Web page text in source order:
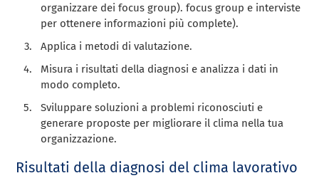
organizzare dei focus group). focus group e interviste
per ottenere informazioni più complete).
Applica i metodi di valutazione.
Misura i risultati della diagnosi e analizza i dati in
modo completo.
Sviluppare soluzioni a problemi riconosciuti e
generare proposte per migliorare il clima nella tua
organizzazione.
Risultati della diagnosi del clima lavorativo